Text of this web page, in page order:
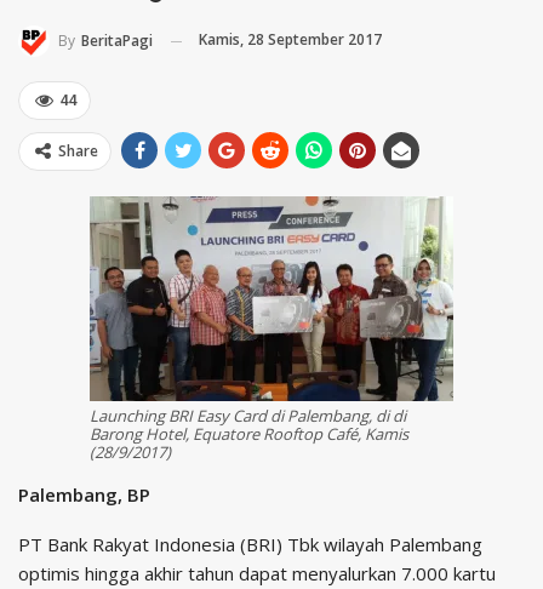
By BeritaPagi Kamis, 28 September 2017
44
Share
Launching BRI Easy Card di Palembang, di di
Barong Hotel, Equatore Rooftop Café, Kamis
(28/9/2017)
Palembang, BP
PT Bank Rakyat Indonesia (BRI) Tbk wilayah Palembang
optimis hingga akhir tahun dapat menyalurkan 7.000 kartu